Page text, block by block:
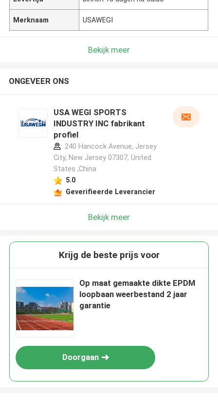
Merknaam USAWEGI
Bekijk meer
ONGEVEER ONS
USA WEGI SPORTS
INDUSTRY INC fabrikant
profiel
240 Hancock Avenue, Jersey
City, New Jersey 07307, United
States ,China
5.0
Geverifieerde Leverancier
Bekijk meer
Krijg de beste prijs voor
Op maat gemaakte dikte EPDM
loopbaan weerbestand 2 jaar
garantie
Doorgaan